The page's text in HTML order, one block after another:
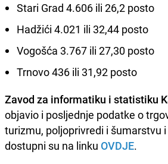
Stari Grad 4.606 ili 26,2 posto
Hadžići 4.021 ili 32,44 posto
Vogošća 3.767 ili 27,30 posto
Trnovo 436 ili 31,92 posto
Zavod za informatiku i statistiku
objavio i posljednje podatke o
turizmu, poljoprivredi i šumarstvu
dostupni su na linku OVDJE.